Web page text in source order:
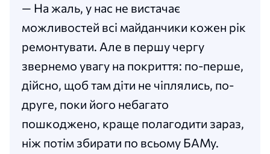
— На жаль, у нас не вистачає
можливостей всі майданчики кожен рік
ремонтувати. Але в першу чергу
звернемо увагу на покриття: по-перше,
дійсно, щоб там діти не чіплялись, по-
друге, поки його небагато
пошкоджено, краще полагодити зараз,
ніж потім збирати по всьому БАМу.